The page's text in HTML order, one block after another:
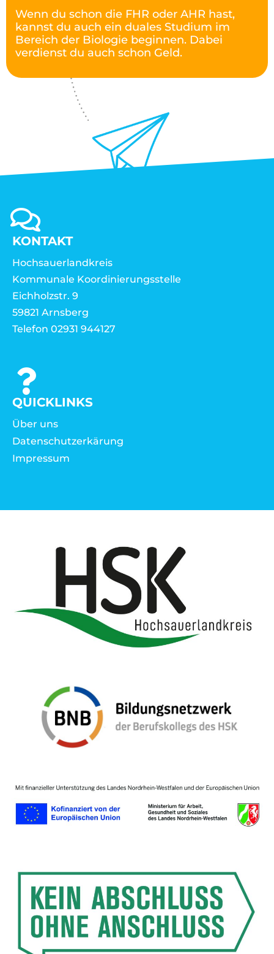
Wenn du schon die FHR oder AHR hast,
kannst du auch ein duales Studium im
Bereich der Biologie beginnen. Dabei
verdienst du auch schon Geld.
KONTAKT
Hochsauerlandkreis
Kommunale Koordinierungsstelle
Eichholzstr. 9
59821 Arnsberg
Telefon 02931 944127
QUICKLINKS
Über uns
Datenschutzerkärung
Impressum